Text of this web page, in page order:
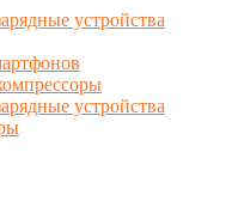
устройства
устройства